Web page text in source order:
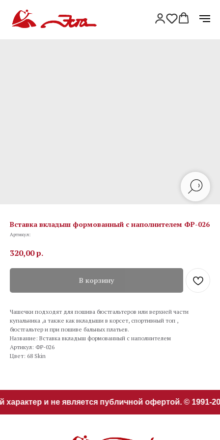
Вставка вкладыш формованный с наполнителем ФР-026
Артикул:
320,00р.
В корзину
Чашечки подходят для пошива бюстгальтеров или верхней части
купальника ,а также как вкладыши в корсет, спортивный топ ,
бюстгальтер и при пошиве бальных платьев.
Название: Вставка вкладыш формованный с наполнителем
Артикул: ФР-026
Цвет: 68 Skin
и не является публичной офертой. © 1991-